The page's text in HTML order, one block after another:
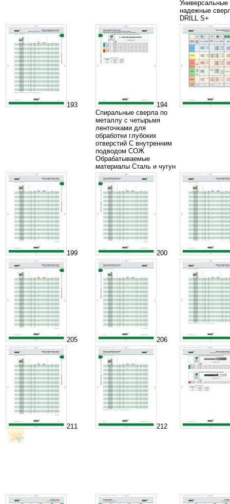
Универсальные
надежные
DRILL S+
193
194
Спиральные сверла по
металлу с четырьмя
ленточками для
обработки глубоких
отверстий С внутренним
подводом СОЖ
Обрабатываемые
материалы Сталь и чугун
199 200
205 206
211 212